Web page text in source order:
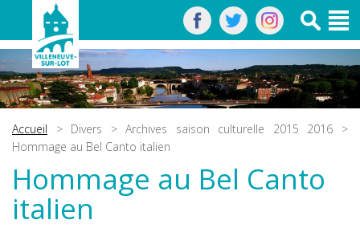
Accueil > Divers >Archives saison culturelle 2015 2016 >
Hommage au Bel Canto italien
Hommage au Bel Canto
italien